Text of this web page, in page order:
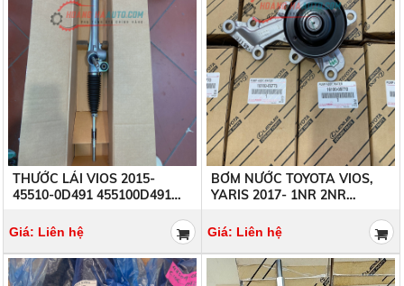
THƯỚC LÁI VIOS 2015-
45510-0D491 455100D491
45510-0D490 455100D490
Giá: Liên hệ
BƠM NƯỚC TOYOTA VIOS,
YARIS 2017- 1NR 2NR
16100-09770 1610009770
Giá: Liên hệ